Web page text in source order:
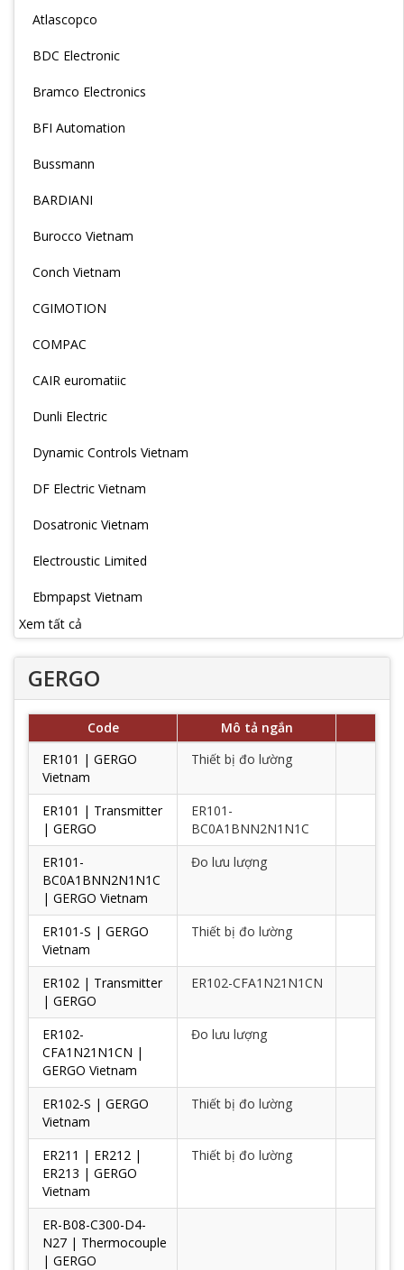
Atlascopco
BDC Electronic
Bramco Electronics
BFI Automation
Bussmann
BARDIANI
Burocco Vietnam
Conch Vietnam
CGIMOTION
COMPAC
CAIR euromatiic
Dunli Electric
Dynamic Controls Vietnam
DF Electric Vietnam
Dosatronic Vietnam
Electroustic Limited
Ebmpapst Vietnam
Xem tất cả
GERGO
Code
Mô tả ngắn
ER101 | GERGO
Vietnam
Thiết bị đo lường
ER101 | Transmitter
| GERGO
ER101-
BC0A1BNN2N1N1C
ER101-
BC0A1BNN2N1N1C
| GERGO Vietnam
Đo lưu lượng
ER101-S | GERGO
Vietnam
Thiết bị đo lường
ER102 | Transmitter
| GERGO
ER102-CFA1N21N1CN
ER102-
CFA1N21N1CN |
GERGO Vietnam
Đo lưu lượng
ER102-S | GERGO
Vietnam
Thiết bị đo lường
ER211 | ER212 |
ER213 | GERGO
Vietnam
Thiết bị đo lường
ER-B08-C300-D4-
N27 | Thermocouple
| GERGO